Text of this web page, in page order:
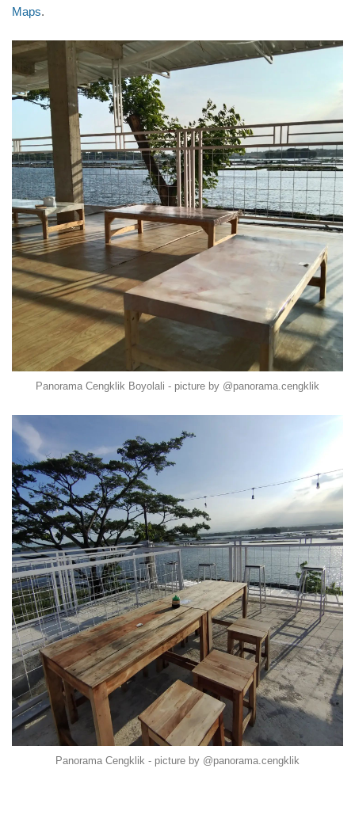
Maps.
Panorama Cengklik Boyolali - picture by @panorama.cengklik
Panorama Cengklik - picture by @panorama.cengklik